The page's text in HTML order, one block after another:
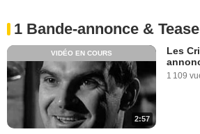
1 Bande-annonce &
2:57
VIDÉO EN COURS
Les
1 109